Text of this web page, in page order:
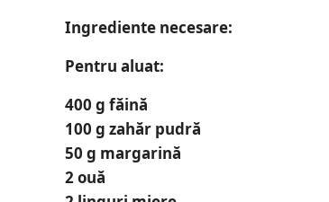
Ingrediente necesare:
Pentru aluat:
400 g făină
100 g zahăr pudră
50 g margarină
2 ouă